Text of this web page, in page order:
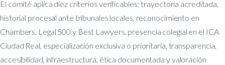
El comité aplica diez criterios verificables: trayectoria acreditada,
historial procesal ante tribunales locales, reconocimiento en
Chambers, Legal 500 y Best Lawyers, presencia colegial en el ICA
Ciudad Real, especialización exclusiva o prioritaria, transparencia,
accesibilidad, infraestructura, ética documentada y valoración